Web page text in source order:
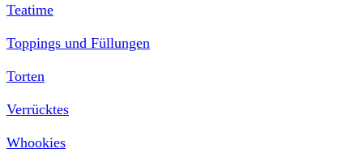
Teatime
Toppings und Füllungen
Torten
Verrücktes
Whookies